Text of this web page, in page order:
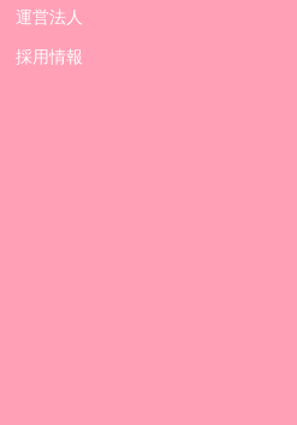
運営法人
採用情報